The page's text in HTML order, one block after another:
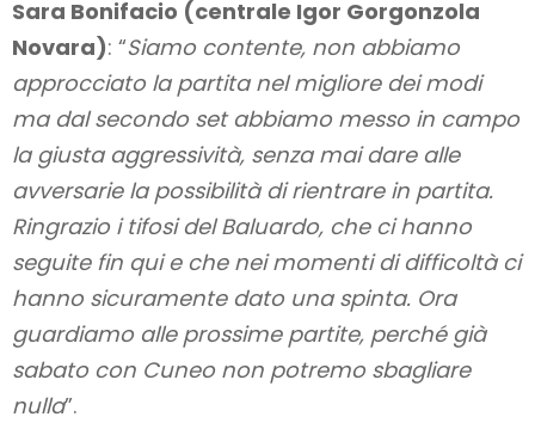
Sara Bonifacio (centrale Igor Gorgonzola
Novara): “Siamo contente, non abbiamo
approcciato la partita nel migliore dei modi
ma dal secondo set abbiamo messo in campo
la giusta aggressività, senza mai dare alle
avversarie la possibilità di rientrare in partita.
Ringrazio i tifosi del Baluardo, che ci hanno
seguite fin qui e che nei momenti di difficoltà ci
hanno sicuramente dato una spinta. Ora
guardiamo alle prossime partite, perché già
sabato con Cuneo non potremo sbagliare
nulla”.